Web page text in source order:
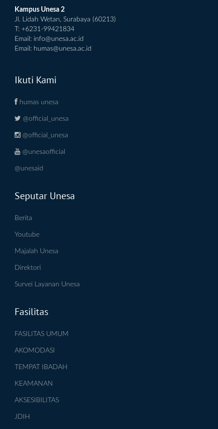
Kampus Unesa 2
Jl. Lidah Wetan, Surabaya (60213)
T: +6231-99421834
Email: info@unesa.ac.id
Email: humas@unesa.ac.id
Ikuti Kami
humas unesa
@official_unesa
@official_unesa
@unesaofficial
@unesaid
Seputar Unesa
Berita
Youtube
Majalah Unesa
Direktori
Survei Layanan Unesa
Fasilitas
FASILITAS UMUM
AKOMODASI
TEMPAT IBADAH
KEAMANAN
AKSESIBILITAS
JDIH